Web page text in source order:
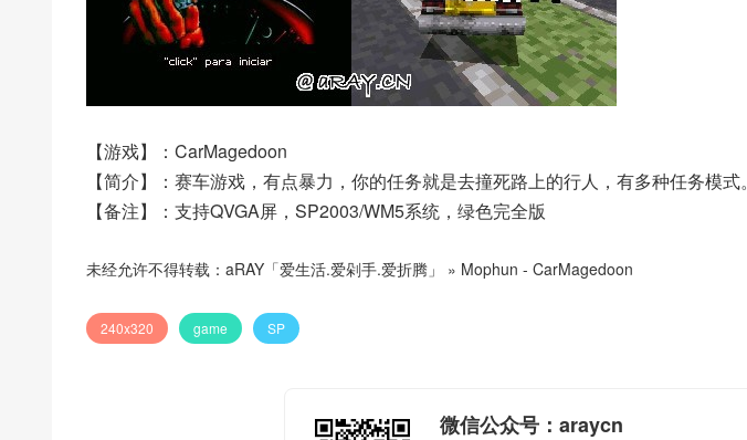
【游戏】：CarMagedoon
【简介】：赛车游戏，有点暴力，你的任务就是去撞死路上的行人，有多种任务模式。
【备注】：支持QVGA屏，SP2003/WM5系统，绿色完全版
未经允许不得转载： aRAY「爱生活.爱剁手.爱折腾」 » Mophun - CarMagedoon
240x320 game SP
微信公众号：araycn